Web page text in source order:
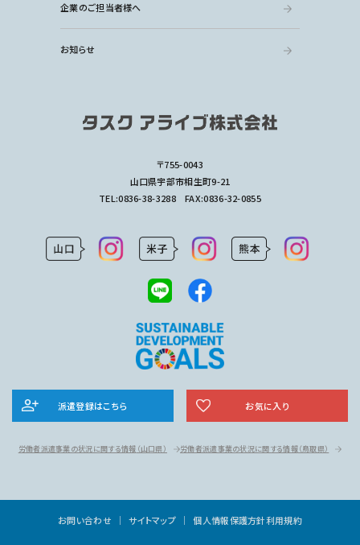
企業のご担当者様へ
お知らせ
〒755-0043
山口県宇部市相生町9-21
TEL:0836-38-3288FAX:0836-32-0855
派遣登録はこちら お気に入り
労働者派遣事業の状況に関する情報 （山口県） 労働者派遣事業の状況に関する情報（鳥取県）
お問い合わせ サイトマップ 個人情報保護方針利用規約